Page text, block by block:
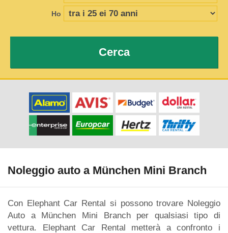
Ho
Cerca
Noleggio auto a München Mini Branch
Con Elephant Car Rental si possono trovare Noleggio
Auto a München Mini Branch per qualsiasi tipo di
vettura. Elephant Car Rental metterà a confronto i